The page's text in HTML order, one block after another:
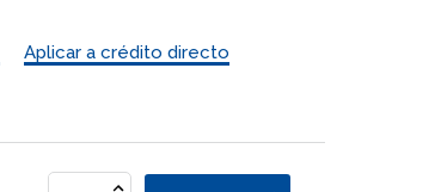
Aplicar a crédito directo